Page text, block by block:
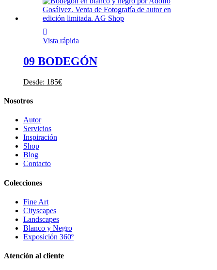
Vista rápida
09 BODEGÓN
Desde: 185€
Nosotros
Autor
Servicios
Inspiración
Shop
Blog
Contacto
Colecciones
Fine Art
Cityscapes
Landscapes
Blanco y Negro
Exposición 360º
Atención al cliente